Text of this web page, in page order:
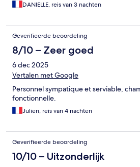
DANIELLE, reis van 3 nachten
Geverifieerde beoordeling
8/10 – Zeer goed
6 dec 2025
Vertalen met Google
Personnel sympatique et serviable,
fonctionnelle.
Julien, reis van 4 nachten
Geverifieerde beoordeling
10/10 – Uitzonderlijk